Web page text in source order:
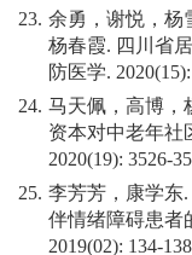
23. 余勇，谢悦，杨
杨春霞. 四川省
防医学.
24. 马天佩，高博，
资本对中老年社
2020(19): 3526-
25. 李芳芳，康学东
伴情绪障碍患者
2019(02): 134-